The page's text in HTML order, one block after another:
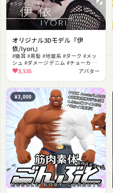
オリジナル3Dモデル『伊
依/Iyori』
#猫耳 #黒髪 #地雷系 #ダーク #メッ
シュ #ダメージデニム #チョーカー
#男性アバター #男性向け #MA対応
3,535 アバター
¥3,000